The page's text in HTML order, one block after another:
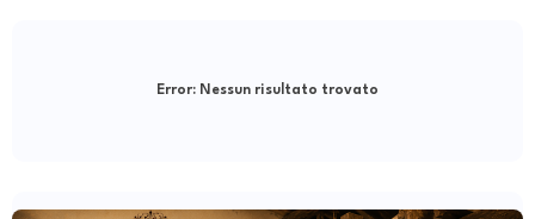
Error: Nessun risultato trovato